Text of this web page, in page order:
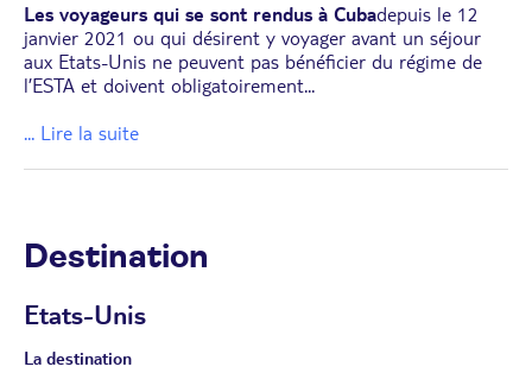
Les voyageurs qui se sont rendus à Cubadepuis le 12
janvier 2021 ou qui désirent y voyager avant un séjour
aux Etats-Unis ne peuvent pas bénéficier du régime de
l’ESTA et doivent obligatoirement...
... Lire la suite
Destination
Etats-Unis
La destination